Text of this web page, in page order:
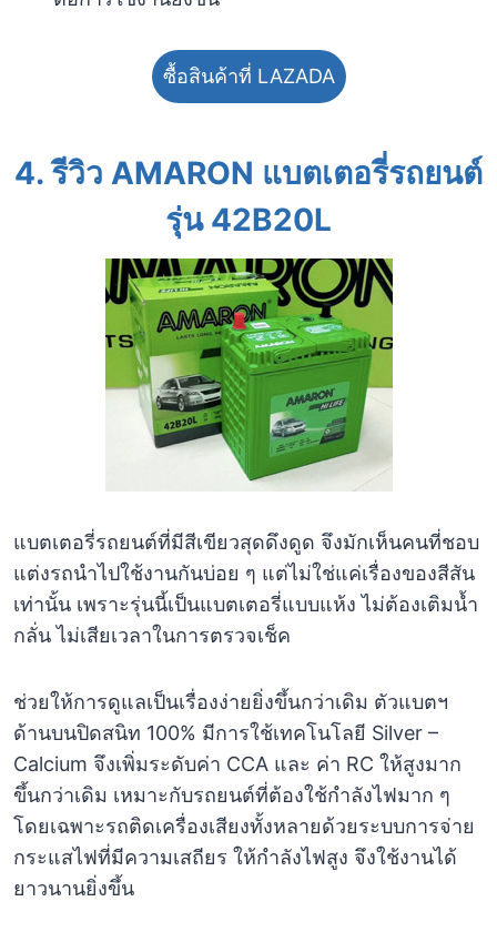
ซื้อสินค้าที่ LAZADA
4.รีวิว AMARON แบตเตอรี่รถยนต์
รุ่น 42B20L
แบตเตอรี่รถยนต์ที่มีสีเขียวสุดดึงดูด จึงมักเห็นคนที่ชอบ
แต่งรถนำไปใช้งานกันบ่อย ๆ แต่ไม่ใช่แค่เรื่องของสีสัน
เท่านั้น เพราะรุ่นนี้เป็นแบตเตอรี่แบบแห้ง ไม่ต้องเติมน้ำ
กลั่น ไม่เสียเวลาในการตรวจเช็ค
ช่วยให้การดูแลเป็นเรื่องง่ายยิ่งขึ้นกว่าเดิม ตัวแบตฯ
ด้านบนปิดสนิท 100% มีการใช้เทคโนโลยี Silver –
Calcium จึงเพิ่มระดับค่า CCA และ ค่า RC ให้สูงมาก
ขึ้นกว่าเดิม เหมาะกับรถยนต์ที่ต้องใช้กำลังไฟมาก ๆ
โดยเฉพาะรถติดเครื่องเสียงทั้งหลายด้วยระบบการจ่าย
กระแสไฟที่มีความเสถียร ให้กำลังไฟสูง จึงใช้งานได้
ยาวนานยิ่งขึ้น